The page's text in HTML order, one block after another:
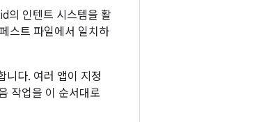
의 인텐트 시스템을 활
스트 파일에서 일치하
니다. 여러 앱이 지정
작업을 이 순서대로